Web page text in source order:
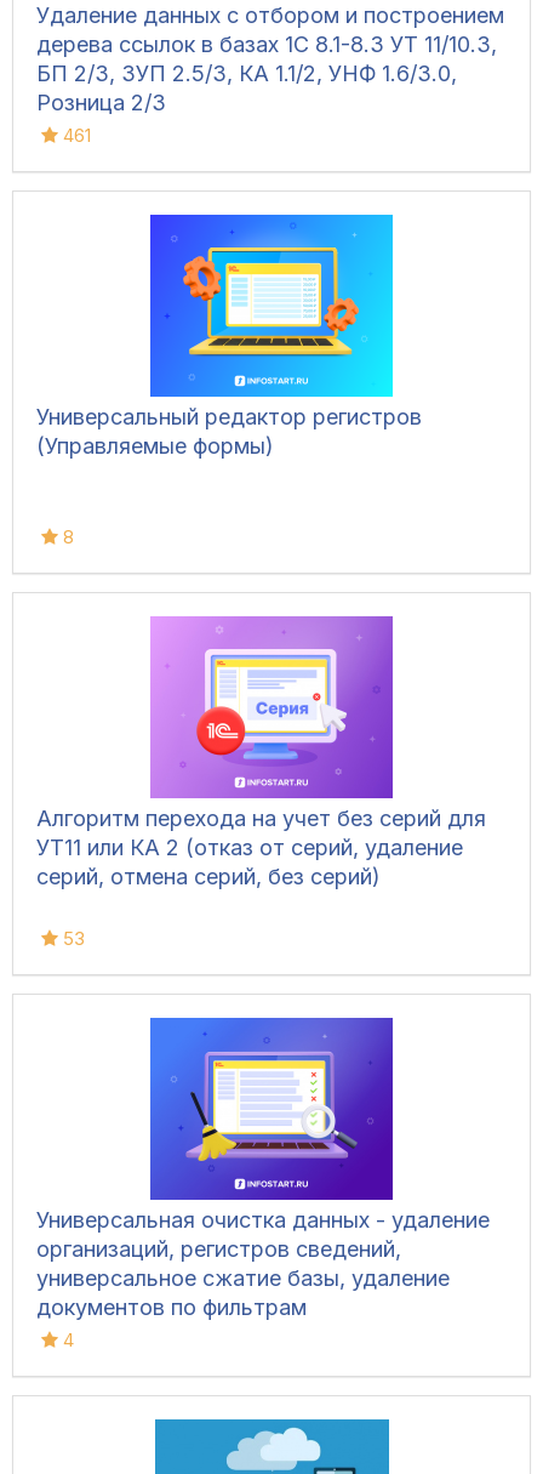
Удаление данных с отбором и построением
дерева ссылок в базах 1С 8.1-8.3 УТ 11/10.3,
БП 2/3, ЗУП 2.5/3, КА 1.1/2, УНФ 1.6/3.0,
Розница 2/3
461
Универсальный редактор регистров
(Управляемые формы)
8
Алгоритм перехода на учет без серий для
УТ11 или КА 2 (отказ от серий, удаление
серий, отмена серий, без серий)
53
Универсальная очистка данных - удаление
организаций, регистров сведений,
универсальное сжатие базы, удаление
документов по фильтрам
4